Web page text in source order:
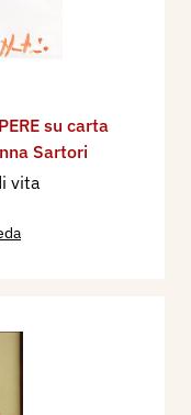
su carta
Sartori
vita